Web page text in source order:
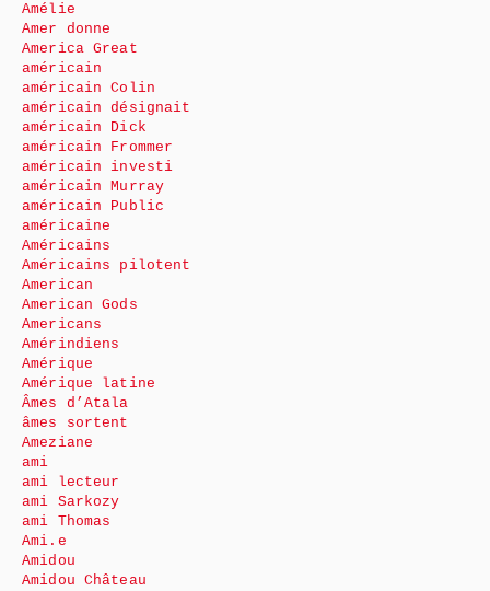
Amélie
Amer donne
America Great
américain
américain Colin
américain désignait
américain Dick
américain Frommer
américain investi
américain Murray
américain Public
américaine
Américains
Américains pilotent
American
American Gods
Americans
Amérindiens
Amérique
Amérique latine
Âmes d’Atala
âmes sortent
Ameziane
ami
ami lecteur
ami Sarkozy
ami Thomas
Ami.e
Amidou
Amidou Château